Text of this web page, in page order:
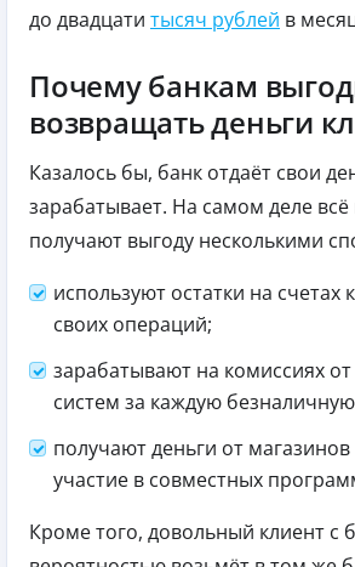
до двадцати тысяч рублей в
Почему банкам
возвращать деньги
Казалось бы, банк отдаёт свои
зарабатывает. На самом деле
получают выгоду несколькими
используют остатки на счетах
своих операций;
зарабатывают на комиссиях
систем за каждую
получают деньги от магазинов
участие в совместных
Кроме того, довольный клиент с